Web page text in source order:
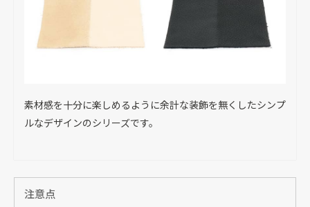
素材感を十分に楽しめるように余計な装飾を無くしたシンプ
ルなデザインのシリーズです。
注意点